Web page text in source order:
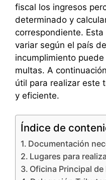
fiscal los ingresos
determinado y
correspondiente.
variar según el país
incumplimiento
multas. A
útil para realizar este
y eficiente.
Índice de
Documentación
Lugares para
Oficina Principal